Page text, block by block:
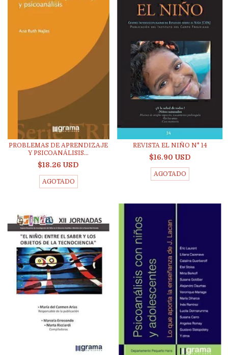
PROBLEMAS DE APRENDIZAJE
Y PSICOANÁLISIS...
$18.26 USD
AGOTADO
REVISTA EL NIÑO N° 14
$16.90 USD
AGOTADO